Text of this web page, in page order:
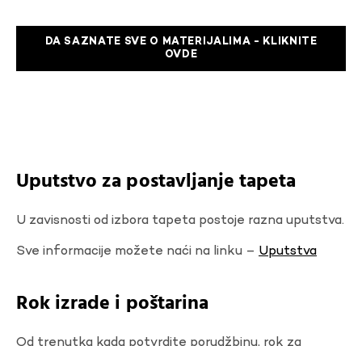
DA SAZNATE SVE O MATERIJALIMA - KLIKNITE
OVDE
Uputstvo za postavljanje tapeta
U zavisnosti od izbora tapeta postoje razna uputstva.
Sve informacije možete naći na linku – Uputstva
Rok izrade i poštarina